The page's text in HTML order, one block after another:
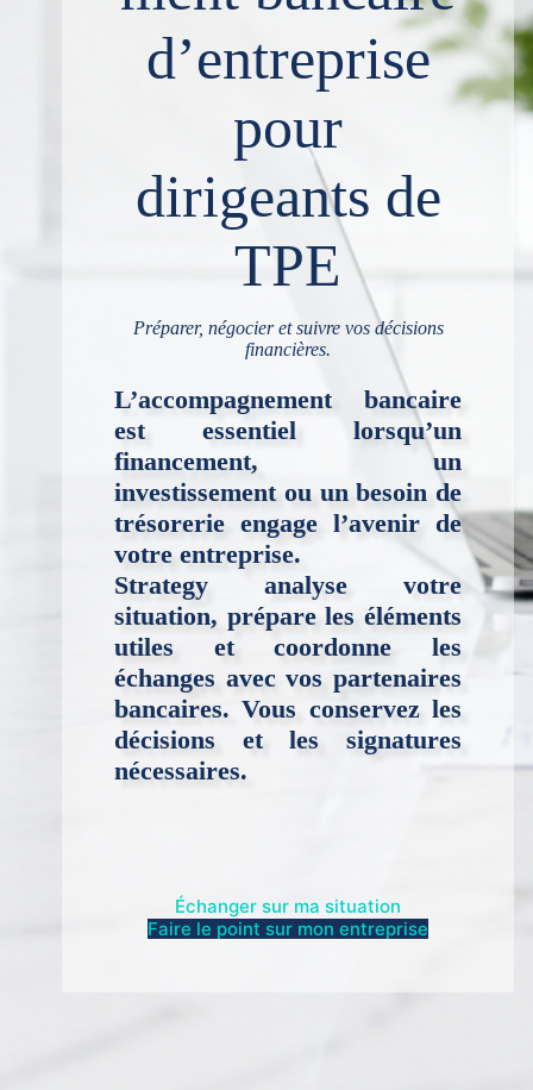
d’entreprise
pour
dirigeants de
TPE
Préparer, négocier et suivre vos décisions
financières.
L’accompagnement bancaire
est essentiel lorsqu’un
financement, un
investissement ou un besoin de
trésorerie engage l’avenir de
votre entreprise.
Strategy analyse votre
situation, prépare les éléments
utiles et coordonne les
échanges avec vos partenaires
bancaires. Vous conservez les
décisions et les signatures
nécessaires.
Échanger sur ma situation
Faire le point sur mon entreprise